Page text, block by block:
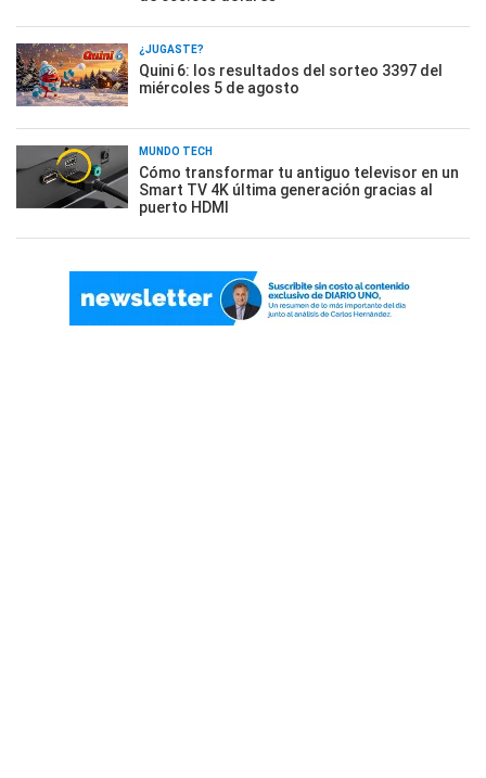
¿JUGASTE?
Quini 6: los resultados del sorteo 3397 del
miércoles 5 de agosto
MUNDO TECH
Cómo transformar tu antiguo televisor en un
Smart TV 4K última generación gracias al
puerto HDMI